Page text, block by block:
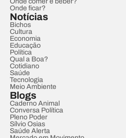
Onde ficar?
Notícias
Bichos
Cultura
Economia
Educação
Política
Qual a Boa?
Cotidiano
Saúde
Tecnologia
Meio Ambiente
Blogs
Caderno Animal
Conversa Política
Pleno Poder
Sílvio Osias
Saúde Alerta